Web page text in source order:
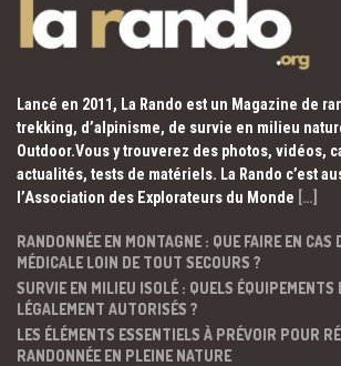
Lancé en 2011, La Rando est un Magazine de
trekking, d’alpinisme, de survie en milieu
Outdoor.Vous y trouverez des photos, vidéos,
actualités, tests de matériels. La Rando c’est
l’Association des Explorateurs du Monde […]
RANDONNÉE EN MONTAGNE : QUE FAIRE EN CAS
MÉDICALE LOIN DE TOUT SECOURS ?
SURVIE EN MILIEU ISOLÉ : QUELS ÉQUIPEMENTS
LÉGALEMENT AUTORISÉS ?
LES ÉLÉMENTS ESSENTIELS À PRÉVOIR POUR
RANDONNÉE EN PLEINE NATURE